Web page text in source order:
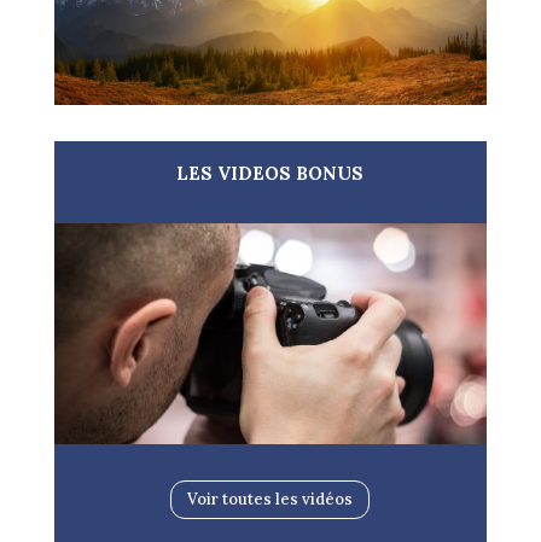
LES VIDEOS BONUS
Voir toutes les vidéos